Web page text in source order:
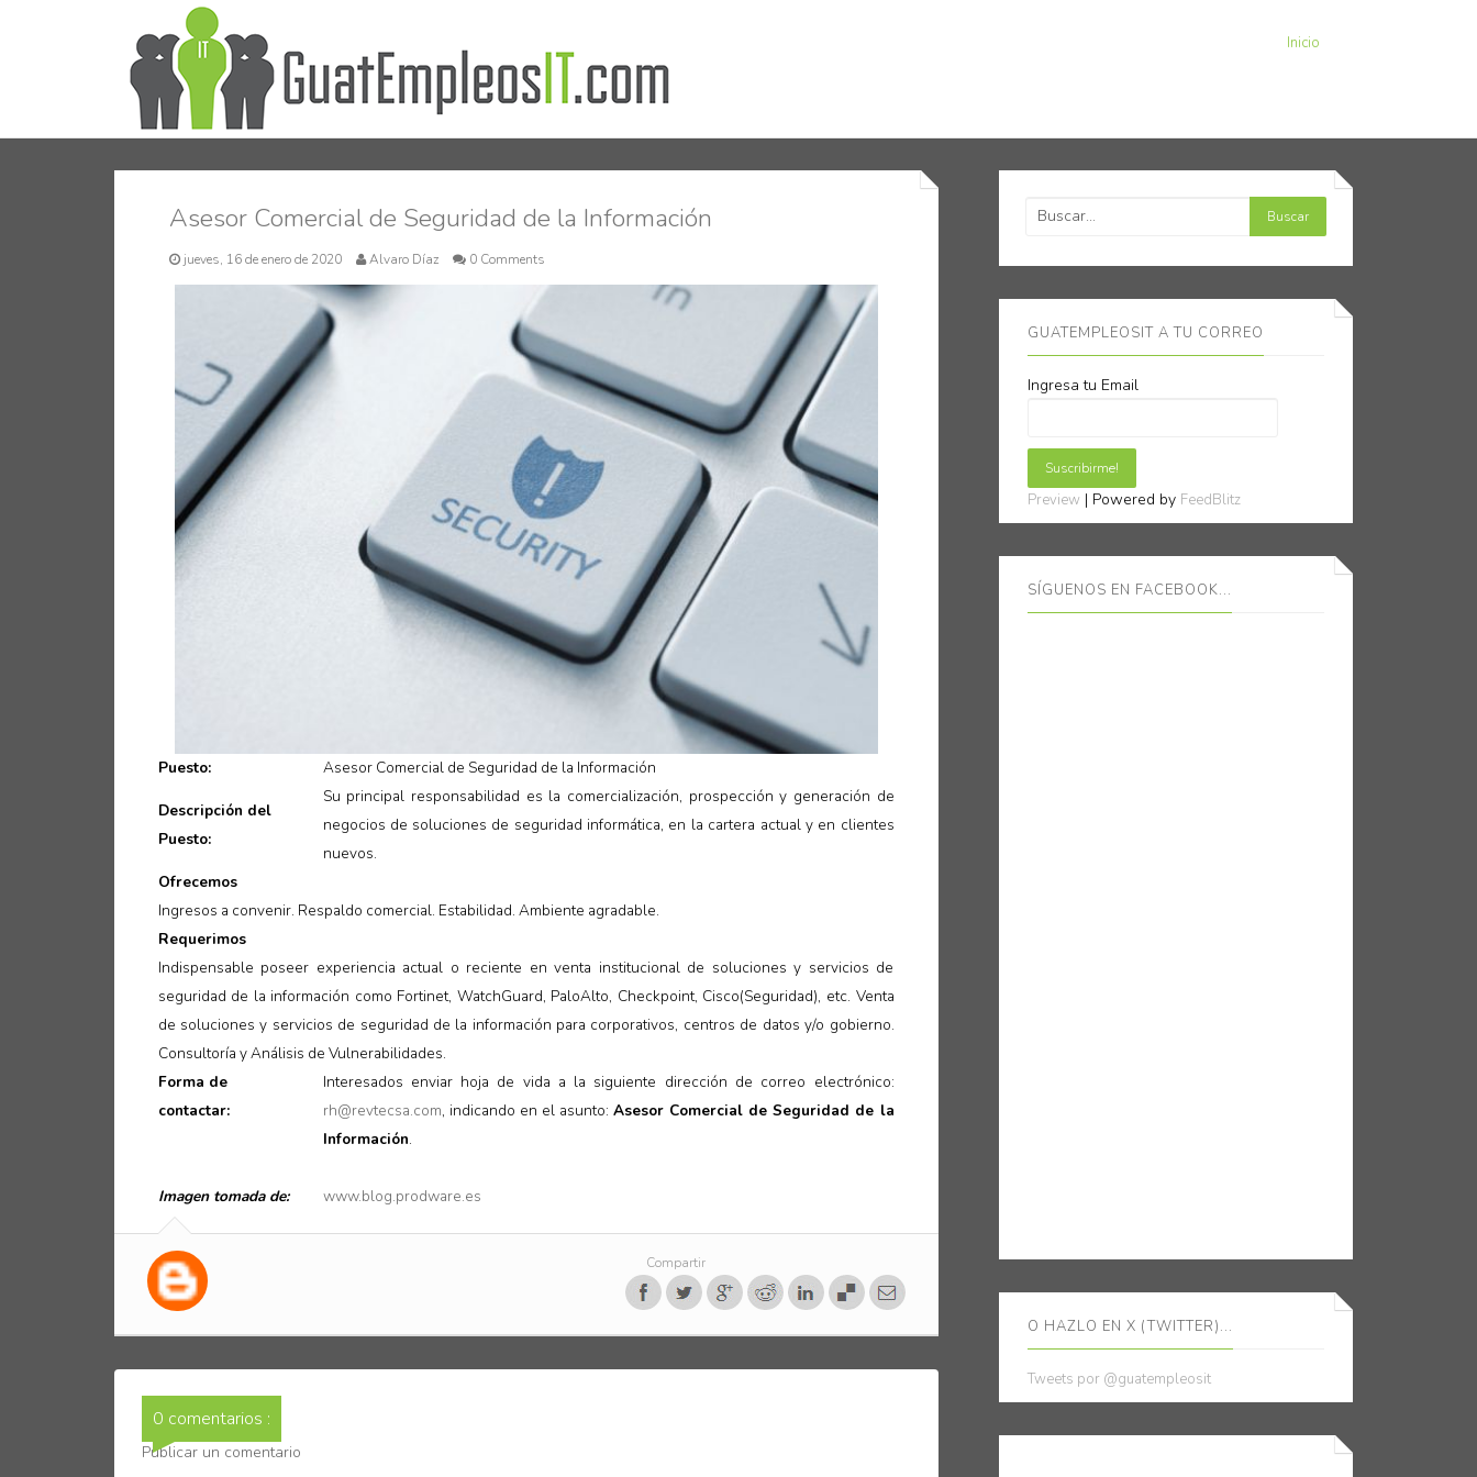
Inicio
Asesor Comercial de Seguridad de la Información
jueves, 16 de enero de 2020 Alvaro Díaz 0 Comments
Puesto: Asesor Comercial de Seguridad de la Información
Descripción del
Puesto:
Su principal responsabilidad es la comercialización, prospección y generación de
negocios de soluciones de seguridad informática, en la cartera actual y en clientes
nuevos.
Ofrecemos
Ingresos a convenir. Respaldo comercial. Estabilidad. Ambiente agradable.
Requerimos
Indispensable poseer experiencia actual o reciente en venta institucional de soluciones y servicios de
seguridad de la información como Fortinet, WatchGuard, PaloAlto, Checkpoint, Cisco(Seguridad), etc. Venta
de soluciones y servicios de seguridad de la información para corporativos, centros de datos y/o gobierno.
Consultoría y Análisis de Vulnerabilidades.
Forma de
contactar:
Imagen tomada de:
Interesados enviar hoja de vida a la siguiente dirección de correo electrónico:
rh@revtecsa.com, indicando en el asunto: Asesor Comercial de Seguridad de la
Información.
www.blog.prodware.es
Compartir
0 comentarios :
Publicar un comentario
GUATEMPLEOSIT A TU CORREO
Ingresa tu Email
Preview | Powered by FeedBlitz
SÍGUENOS EN FACEBOOK...
O HAZLO EN X (TWITTER)...
Tweets por @guatempleosit